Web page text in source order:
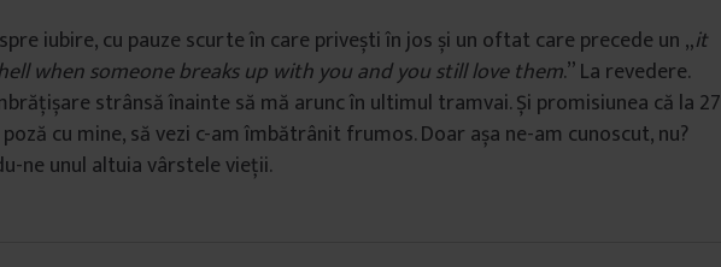
iubire, cu pauze scurte în care privești în jos și un oftat care precede un „it
when someone breaks up with you and you still love them.” La revedere.
strânsă înainte să mă arunc în ultimul tramvai. Și promisiunea că la 27
cu mine, să vezi c-am îmbătrânit frumos. Doar așa ne-am cunoscut, nu?
ne unul altuia vârstele vieții.